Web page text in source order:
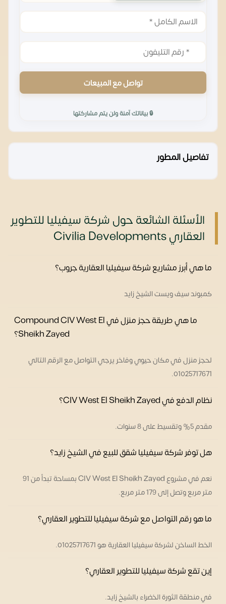
تواصل مع المبيعات
🔒 بياناتك آمنة ولن يتم مشاركتها
تفاصيل المطور
الأسئلة الشائعة حول شركة سيفيليا للتطوير
العقاري Civilia Developments
ما هي أبرز مشاريع شركة سيفيليا العقارية جروب؟
كمبوند سيف ويست الشيخ زايد
ما هي طريقة حجز منزل في Compound CIV West El
Sheikh Zayed؟
لحجز منزل في مكان حيوي وفاخر يرجي التواصل مع الرقم التالي
01025717671.
نظام الدفع في CIV West El Sheikh Zayed؟
مقدم 5% وتقسيط على 8 سنوات.
هل توفر شركة سيفيليا شقق للبيع في الشيخ زايد؟
نعم في مشروع CIV West El Sheikh Zayed بمساحة تبدأ من 91
متر مربع وتصل إلى 179 متر مربع.
ما هو رقم التواصل مع شركة سيفيليا للتطوير العقاري؟
الخط الساخن لشركة سيفيليا العقارية هو 01025717671.
إين تقع شركة سيفيليا للتطوير العقاري؟
في منطقة الثورة الخضراء بالشيخ زايد.